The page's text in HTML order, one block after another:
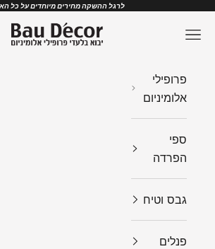
לרגל ההשקה מחירים מיוחדים על כל
Bau Decor תפריט
פרופילי
אלומיניום
ספי
הפרדה
גבס וטיח
פנלים